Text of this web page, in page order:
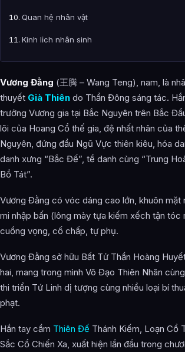
Quan hệ nhân vật
Kinh lịch nhân sinh
Hình ảnh về Vương Đằng
Bài Viết Liên Quan
Câu Hỏi Thường Gặp
Vương Đằng Bắc Đế là ai?
Cảnh giới tu luyện của Vương Đằng Bắc
Các mối quan hệ quan trọng của Vương
Thông tin về Vương Đằng Bắc Đế được
Vương Đằng (王腾 – Wang Teng), nam, là
thuyết Già Thiên do Thần Đông sáng tác.
trưởng Vương gia tại Bắc Nguyên trên Bắc
lõi của Hoang Cổ thế gia, đệ nhất nhân của
Nguyên, đứng đầu Ngũ Vực thiên kiêu, hóa
danh xưng “Bắc Đế”, tề danh cùng “Trung
Bồ Tát”.
Vương Đằng có vóc dáng cao lớn, khuôn mặt
mi nhập bấn (lông mày tựa kiếm xếch tận tóc
cuồng vọng, cố chấp, tự phụ.
Vương Đằng sở hữu Bất Tử Thần Hoàng
hai, mang trong mình Võ Đạo Thiên Nhãn
thi triển Tứ Linh dị tượng cùng nhiều loại bí
phạt.
Hắn tay cầm Thiên Đế Thánh Kiếm, Loạn Cổ
Sắc Cổ Chiến Xa, xuất hiện lần đầu trong